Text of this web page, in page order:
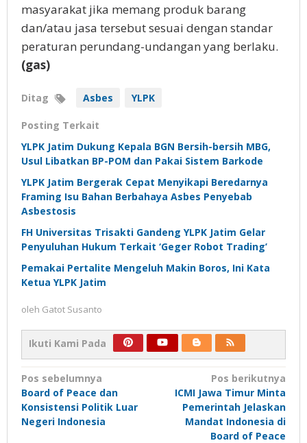
masyarakat jika memang produk barang
dan/atau jasa tersebut sesuai dengan standar
peraturan perundang-undangan yang berlaku.
(gas)
Ditag Asbes YLPK
Posting Terkait
YLPK Jatim Dukung Kepala BGN Bersih-bersih MBG,
Usul Libatkan BP-POM dan Pakai Sistem Barkode
YLPK Jatim Bergerak Cepat Menyikapi Beredarnya
Framing Isu Bahan Berbahaya Asbes Penyebab
Asbestosis
FH Universitas Trisakti Gandeng YLPK Jatim Gelar
Penyuluhan Hukum Terkait ‘Geger Robot Trading’
Pemakai Pertalite Mengeluh Makin Boros, Ini Kata
Ketua YLPK Jatim
oleh Gatot Susanto
Ikuti Kami Pada
Navigasi
pos
Pos sebelumnya
Board of Peace dan
Konsistensi Politik Luar
Negeri Indonesia
Pos berikutnya
ICMI Jawa Timur Minta
Pemerintah Jelaskan
Mandat Indonesia di
Board of Peace